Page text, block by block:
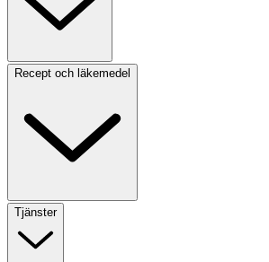
Recept och läkemedel
Tjänster